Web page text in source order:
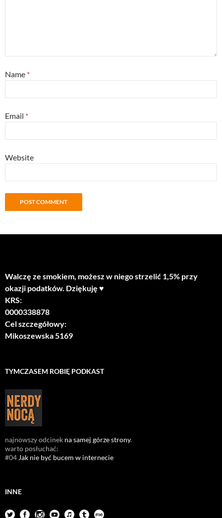
Name *
Email *
Website
Walczę ze smokiem, możesz w niego strzelić 1,5% przy
okazji podatków. Dziękuję ♥
KRS:
0000338878
Cel szczegółowy:
Mikoszewska 5169
TYMCZASEM ROBIĘ PODKAST
najnowszy odcinek na samej górze strony.
warto posłuchać:
#04Jak nie być bucem w internecie
INNE